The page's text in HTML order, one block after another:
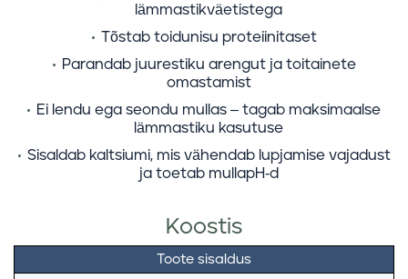
lämmastikväetistega
Tõstab toidunisu proteiinitaset
Parandab juurestiku arengutja toitainete
omastamist
Ei lendu ega seondu mullas – tagab maksimaalse
lämmastiku kasutuse
Sisaldab kaltsiumi, mis vähendab lupjamise vajadust
ja toetab mullapH-d
Koostis
Toote sisaldus